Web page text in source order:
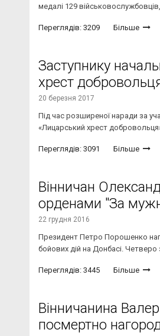
медалі 129
Переглядів: 3209 Більше
Заступнику
хрест
20 березня 2017
Під час розширеної наради за
«Лицарський хрест
Переглядів: 3091 Більше
Вінничан
орденами "За
22 грудня 2016
Президент Петро Порошенко
бойових дій на Донбасі. Четверо
Переглядів: 3445 Більше
Вінничанина
посмертно